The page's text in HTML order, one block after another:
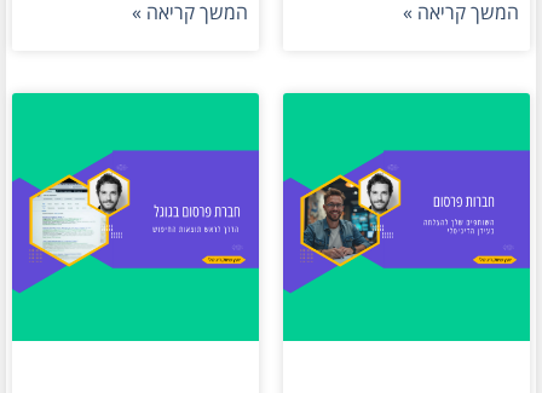
המשך קריאה » המשך קריאה »